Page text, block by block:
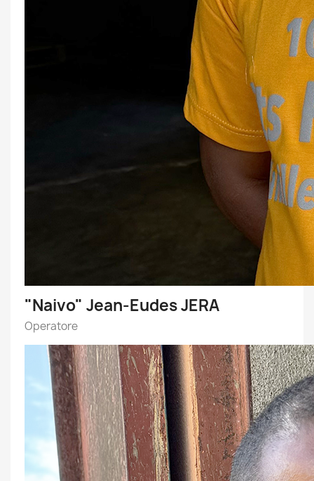
"Naivo" Jean-Eudes JERA
Operatore